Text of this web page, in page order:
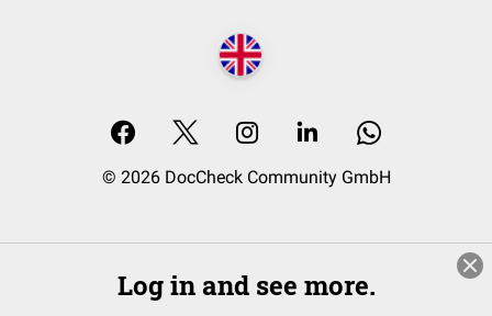
© 2026 DocCheck Community GmbH
Log in and see more.